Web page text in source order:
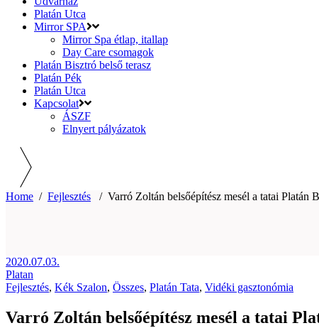
Platán Utca
Mirror SPA
Mirror Spa étlap, itallap
Day Care csomagok
Platán Bisztró belső terasz
Platán Pék
Platán Utca
Kapcsolat
ÁSZF
Elnyert pályázatok
Home / Fejlesztés / Varró Zoltán belsőépítész mesél a tatai Platán
2020.07.03.
Platan
Fejlesztés, Kék Szalon, Összes, Platán Tata, Vidéki gasztonómia
Varró Zoltán belsőépítész mesél a tatai